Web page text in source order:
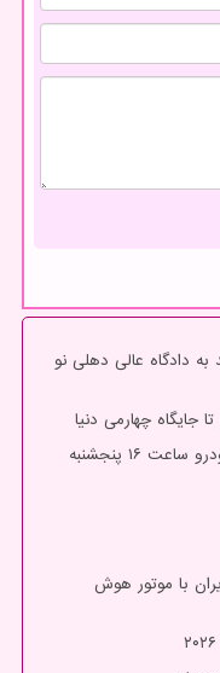
دادگاه عالی دهلی نو
ثبت نام در طرح مشارکت در تولید ایران خودرو ساعت ۱۶ پنجشنبه
ایران با موتور هوش